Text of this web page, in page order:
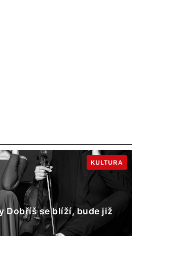
Dobříš se blíží, bude již
KULTURA